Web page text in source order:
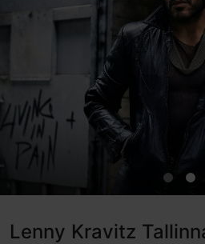
Lenny Kravitz